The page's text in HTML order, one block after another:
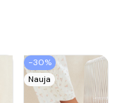
−30%
Nauja